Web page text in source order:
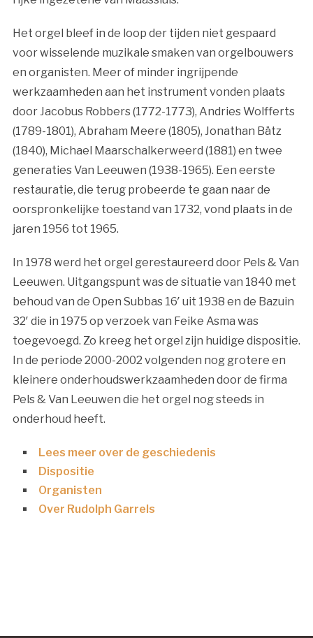
Het orgel bleef in de loop der tijden niet gespaard
voor wisselende muzikale smaken van orgelbouwers
en organisten. Meer of minder ingrijpende
werkzaamheden aan het instrument vonden plaats
door Jacobus Robbers (1772-1773), Andries Wolfferts
(1789-1801), Abraham Meere (1805), Jonathan Bätz
(1840), Michael Maarschalkerweerd (1881) en twee
generaties Van Leeuwen (1938-1965). Een eerste
restauratie, die terug probeerde te gaan naar de
oorspronkelijke toestand van 1732, vond plaats in de
jaren 1956 tot 1965.
In 1978 werd het orgel gerestaureerd door Pels & Van
Leeuwen. Uitgangspunt was de situatie van 1840 met
behoud van de Open Subbas 16′ uit 1938 en de Bazuin
32′ die in 1975 op verzoek van Feike Asma was
toegevoegd. Zo kreeg het orgel zijn huidige dispositie.
In de periode 2000-2002 volgenden nog grotere en
kleinere onderhoudswerkzaamheden door de firma
Pels & Van Leeuwen die het orgel nog steeds in
onderhoud heeft.
Lees meer over de geschiedenis
Dispositie
Organisten
Over Rudolph Garrels